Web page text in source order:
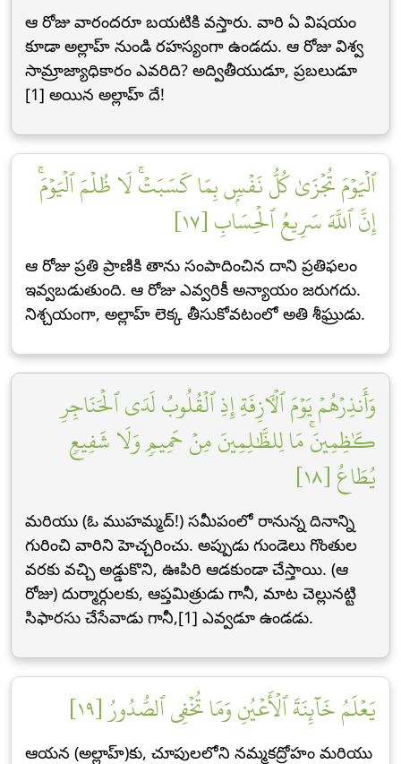
ఆ రోజు వారందరూ బయటికి వస్తారు. వారి ఏ విషయం
కూడా అల్లాహ్ నుండి రహస్యంగా ఉండదు. ఆ రోజు విశ్వ
సామ్రాజ్యాధికారం ఎవరిది? అద్వితీయుడూ, ప్రబలుడూ
[1] అయిన అల్లాహ్ దే!
ٱلۡيَوۡمَ تُجۡزَىٰ كُلُّ نَفۡسِۭ بِمَا كَسَبَتۡۚ لَا ظُلۡمَ ٱلۡيَوۡمَۚ
إِنَّ ٱللَّهَ سَرِيعُ ٱلۡحِسَابِ [١٧]
ఆ రోజు ప్రతి ప్రాణికి తాను సంపాదించిన దాని ప్రతిఫలం
ఇవ్వబడుతుంది. ఆ రోజు ఎవ్వరికీ అన్యాయం జరుగదు.
నిశ్చయంగా, అల్లాహ్ లెక్క తీసుకోవటంలో అతి శీఘ్రుడు.
وَأَنذِرۡهُمۡ يَوۡمَ ٱلۡأٓزِفَةِ إِذِ ٱلۡقُلُوبُ لَدَى ٱلۡحَنَاجِرِ
كَٰظِمِينَۚ مَا لِلظَّٰلِمِينَ مِنۡ حَمِيمٖ وَلَا شَفِيعٖ
يُطَاعُ [١٨]
మరియు (ఓ ముహమ్మద్!) సమీపంలో రానున్న దినాన్ని
గురించి వారిని హెచ్చరించు. అప్పుడు గుండెలు గొంతుల
వరకు వచ్చి అడ్డుకొని, ఊపిరి ఆడకుండా చేస్తాయి. (ఆ
రోజు) దుర్మార్గులకు, ఆప్తమిత్రుడు గానీ, మాట చెల్లునట్టి
సిఫారసు చేసేవాడు గానీ,[1] ఎవ్వడూ ఉండడు.
يَعۡلَمُ خَآئِنَةَ ٱلۡأَعۡيُنِ وَمَا تُخۡفِي ٱلصُّدُورُ [١٩]
ఆయన (అల్లాహ్)కు, చూపులలోని నమ్మకద్రోహం మరియు